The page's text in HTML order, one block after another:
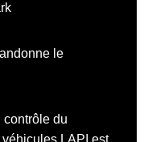
le
contrôle du